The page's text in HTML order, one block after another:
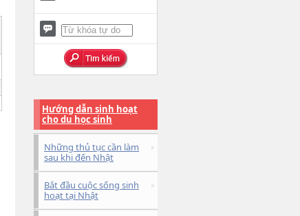
Hướng dẫn sinh hoạt
cho du học sinh
Những thủ tục cần làm
sau khi đến Nhật
Bắt đầu cuộc sống sinh
hoạt tại Nhật